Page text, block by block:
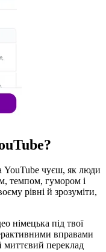
YouTube чуєш, як люди
темпом, гумором і
рівні й зрозуміти,
німецька під твої
вправами
миттєвий переклад